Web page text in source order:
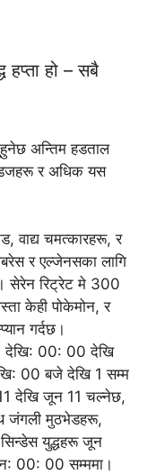
हप्ता हो – सबै
अन्तिम हडताल
र अधिक यस
वाद्य चमत्कारहरू, र
र एल्जेनसका लागि
सेरेन रिट्रेट मे 300
केही पोकेमोन, र
गर्दछ।
देखि: 00: 00 देखि
00 बजे देखि 1 सम्म
देखि जून 11 चल्नेछ,
जंगली मुठभेडहरू,
युद्धहरू जून
00: 00 सम्ममा।